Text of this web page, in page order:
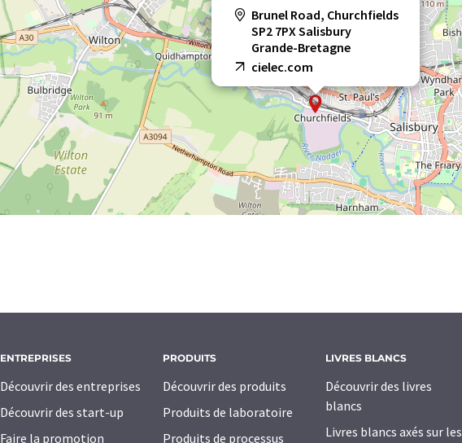
Brunel Road, Churchfields
SP2 7PX Salisbury
Grande-Bretagne
cielec.com
ENTREPRISES
Découvrir des entreprises
Découvrir des start-up
Faire la promotion
PRODUITS
Découvrir des produits
Produits de laboratoire
Produits de processus
LIVRES BLANCS
Découvrir des livres
blancs
Livres blancs axés sur les